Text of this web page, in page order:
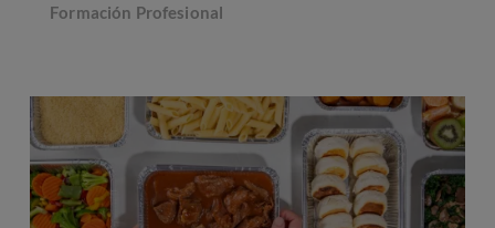
Formación Profesional